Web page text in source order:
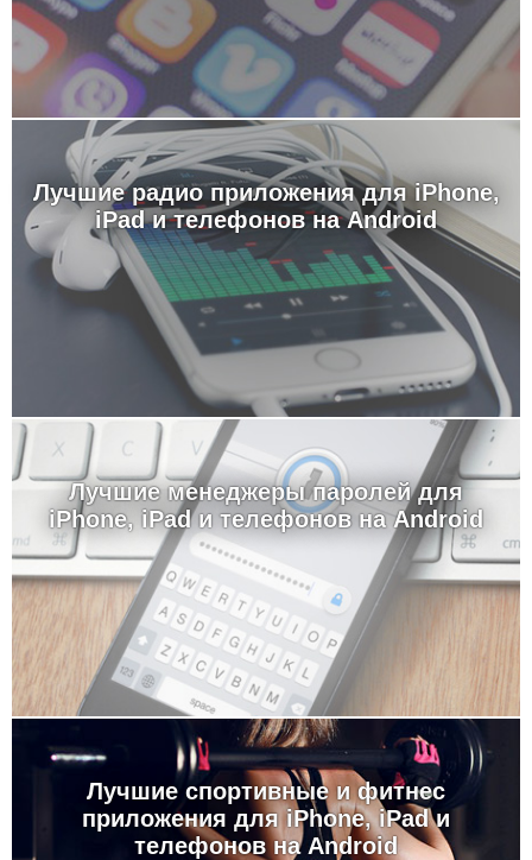
Лучшие радио приложения для iPhone,
iPad и телефонов на Android
Лучшие менеджеры паролей для
iPhone, iPad и телефонов на Android
Лучшие спортивные и фитнес
приложения для iPhone, iPad и
телефонов на Android